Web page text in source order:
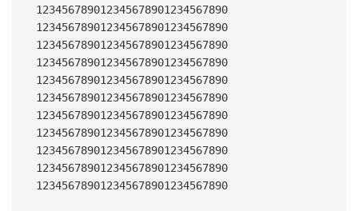
123456789012345678901234567890
123456789012345678901234567890
123456789012345678901234567890
123456789012345678901234567890
123456789012345678901234567890
123456789012345678901234567890
123456789012345678901234567890
123456789012345678901234567890
123456789012345678901234567890
123456789012345678901234567890
123456789012345678901234567890